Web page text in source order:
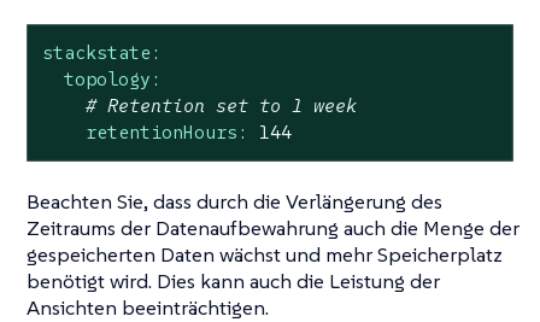
stackstate:
topology:
# Retention set to 1 week
retentionHours:
144
Beachten Sie, dass durch die Verlängerung des
Zeitraums der Datenaufbewahrung auch die Menge der
gespeicherten Daten wächst und mehr Speicherplatz
benötigt wird. Dies kann auch die Leistung der
Ansichten beeinträchtigen.